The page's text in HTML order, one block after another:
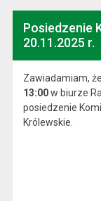
Posiedzenie
20.11.2025 r.
Zawiadamiam,
13:00w biurze
posiedzenie
Królewskie.